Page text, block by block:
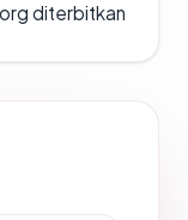
diterbitkan